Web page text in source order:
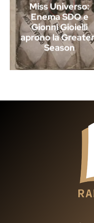
Miss Universo:
Enema SDO e
Gionni Gioielli
aprono la
Season